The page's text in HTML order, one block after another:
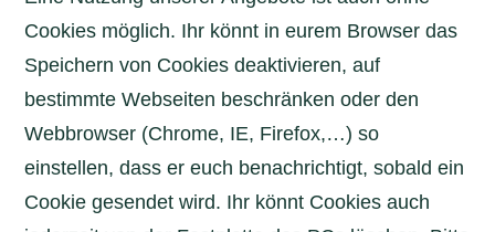
Cookies möglich. Ihr könnt in eurem Browser das
Speichern von Cookies deaktivieren, auf
bestimmte Webseiten beschränken oder den
Webbrowser (Chrome, IE, Firefox,…) so
einstellen, dass er euch benachrichtigt, sobald ein
Cookie gesendet wird. Ihr könnt Cookies auch